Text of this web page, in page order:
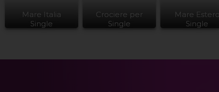
Mare Italia
Single
Crociere per
Single
Mare
Single